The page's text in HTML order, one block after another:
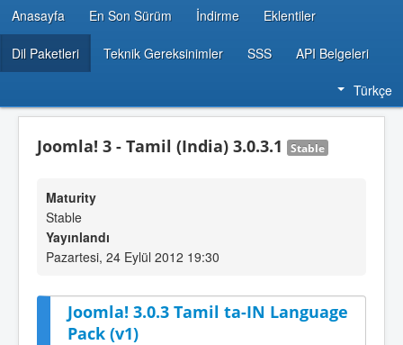
GELIŞTIRICI KAYNAKLARI
Anasayfa En Son Sürüm İndirme Eklentiler
Dil Paketleri Teknik Gereksinimler SSS API Belgeleri
Türkçe
Joomla! 3 - Tamil (India) 3.0.3.1 Stable
Maturity
Stable
Yayınlandı
Pazartesi, 24 Eylül 2012 19:30
Joomla! 3.0.3 Tamil ta-IN Language
Pack (v1)